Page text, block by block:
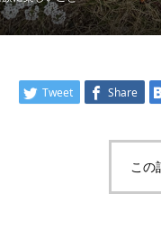
Tweet Share
この